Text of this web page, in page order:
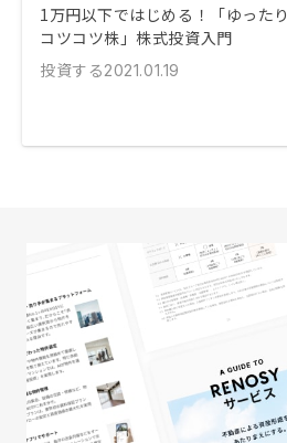
1万円以下ではじめる！「ゆったり
コツコツ株」株式投資入門
投資する2021.01.19